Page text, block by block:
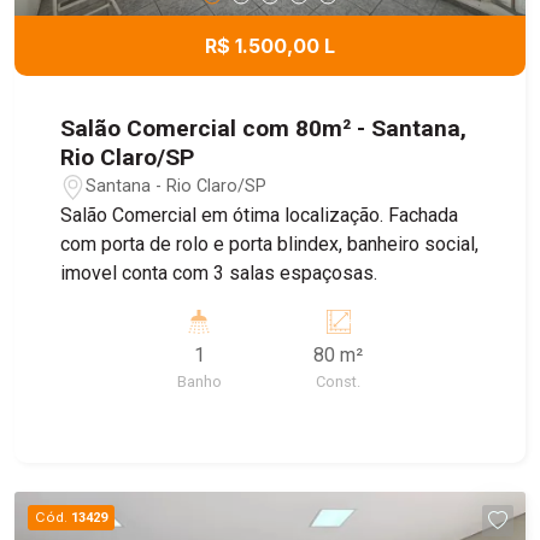
R$ 1.500,00 L
Salão Comercial com 80m² - Santana,
Rio Claro/SP
Santana - Rio Claro/SP
Salão Comercial em ótima localização. Fachada
com porta de rolo e porta blindex, banheiro social,
imovel conta com 3 salas espaçosas.
1
Banho
80 m²
Const.
Cód. 13429